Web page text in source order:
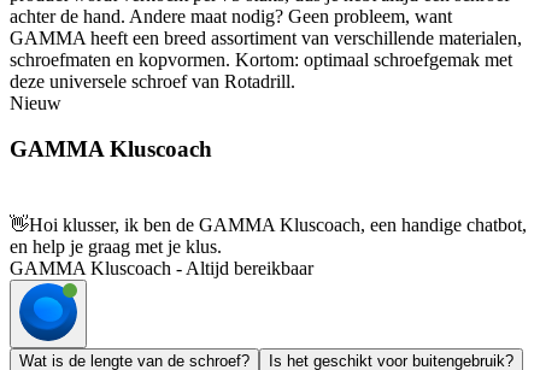
achter de hand. Andere maat nodig? Geen probleem, want
GAMMA heeft een breed assortiment van verschillende materialen,
schroefmaten en kopvormen. Kortom: optimaal schroefgemak met
deze universele schroef van Rotadrill.
Nieuw
GAMMA Kluscoach
👋Hoi klusser, ik ben de GAMMA Kluscoach, een handige chatbot,
en help je graag met je klus.
GAMMA Kluscoach - Altijd bereikbaar
Wat is de lengte van de schroef?
Is het geschikt voor buitengebruik?